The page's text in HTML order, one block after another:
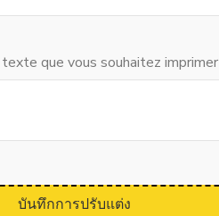
que vous souhaitez imprimer
บันทึกการปรับแต่ง